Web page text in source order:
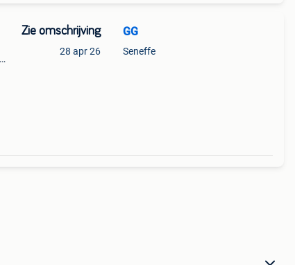
Zie omschrijving
28 apr 26
GG
Seneffe